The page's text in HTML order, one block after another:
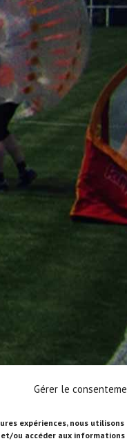
Gérer le
expériences, nous
ou accéder aux